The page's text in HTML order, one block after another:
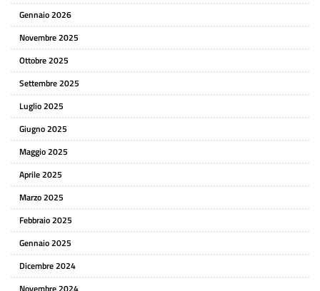
Gennaio 2026
Novembre 2025
Ottobre 2025
Settembre 2025
Luglio 2025
Giugno 2025
Maggio 2025
Aprile 2025
Marzo 2025
Febbraio 2025
Gennaio 2025
Dicembre 2024